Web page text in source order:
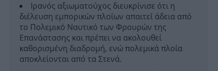
Ιρανός αξιωματούχος διευκρίνισε ότι η
διέλευση εμπορικών πλοίων απαιτεί άδεια από
το Πολεμικό Ναυτικό των Φρουρών της
Επανάστασης και πρέπει να ακολουθεί
καθορισμένη διαδρομή, ενώ πολεμικά πλοία
αποκλείονται από τα Στενά.